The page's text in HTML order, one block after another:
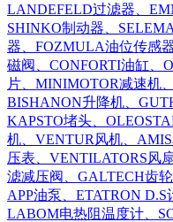
LANDEFELD过滤器、
SHINKO制动器、
器、FOZMULA油位传感
磁阀、CONFORTI油缸
片、MINIMOTOR减速机
BISHANON升降机、
KAPSTO堵头、
机、VENTUR风机、
压表、VENTILATORS风
滤减压阀、GALTECH齿
APP油泵、ETATRON
LABOM电热阻温度计、